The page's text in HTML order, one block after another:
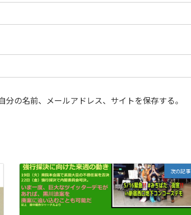
の名前、メールアドレス、サイトを保存する。
次の記事